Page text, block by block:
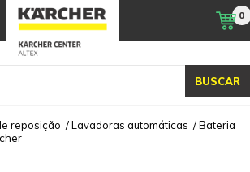
BUSCAR
0
reposição /Lavadoras automáticas /Bateria